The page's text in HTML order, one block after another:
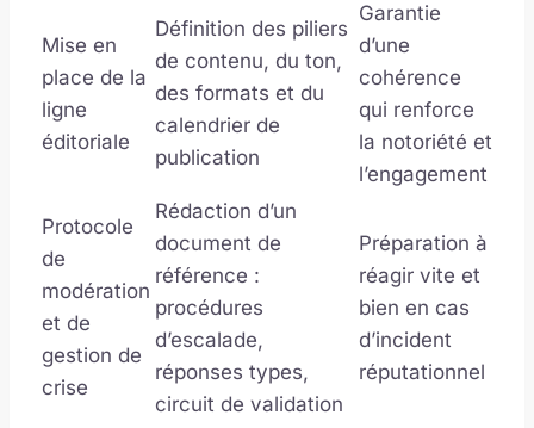
Mise en
place de la
ligne
éditoriale
Définition des piliers
de contenu, du ton,
des formats et du
calendrier de
publication
Garantie
d’une
cohérence
qui renforce
la notoriété et
l’engagement
Protocole
de
modération
et de
gestion de
crise
Rédaction d’un
document de
référence :
procédures
d’escalade,
réponses types,
circuit de validation
Préparation à
réagir vite et
bien en cas
d’incident
réputationnel